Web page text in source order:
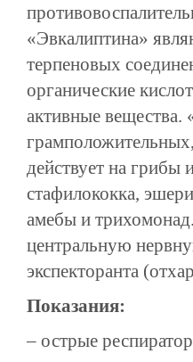
«Эвкалиптина»
терпеновых
органические
активные вещества.
действует на грибы
стафилококка,
амебы и
центральную
экспекторанта
Показания:
– острые